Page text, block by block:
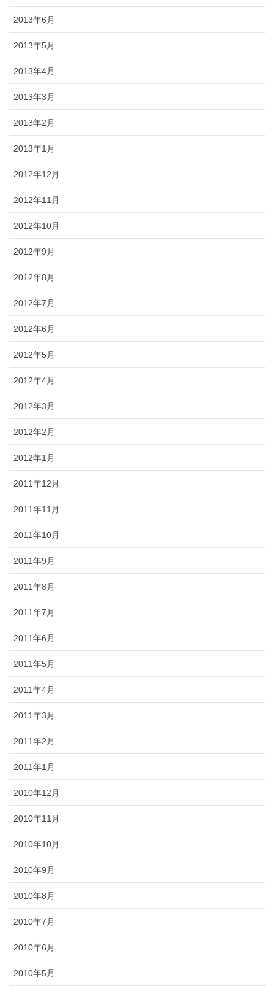
2013年6月
2013年5月
2013年4月
2013年3月
2013年2月
2013年1月
2012年12月
2012年11月
2012年10月
2012年9月
2012年8月
2012年7月
2012年6月
2012年5月
2012年4月
2012年3月
2012年2月
2012年1月
2011年12月
2011年11月
2011年10月
2011年9月
2011年8月
2011年7月
2011年6月
2011年5月
2011年4月
2011年3月
2011年2月
2011年1月
2010年12月
2010年11月
2010年10月
2010年9月
2010年8月
2010年7月
2010年6月
2010年5月